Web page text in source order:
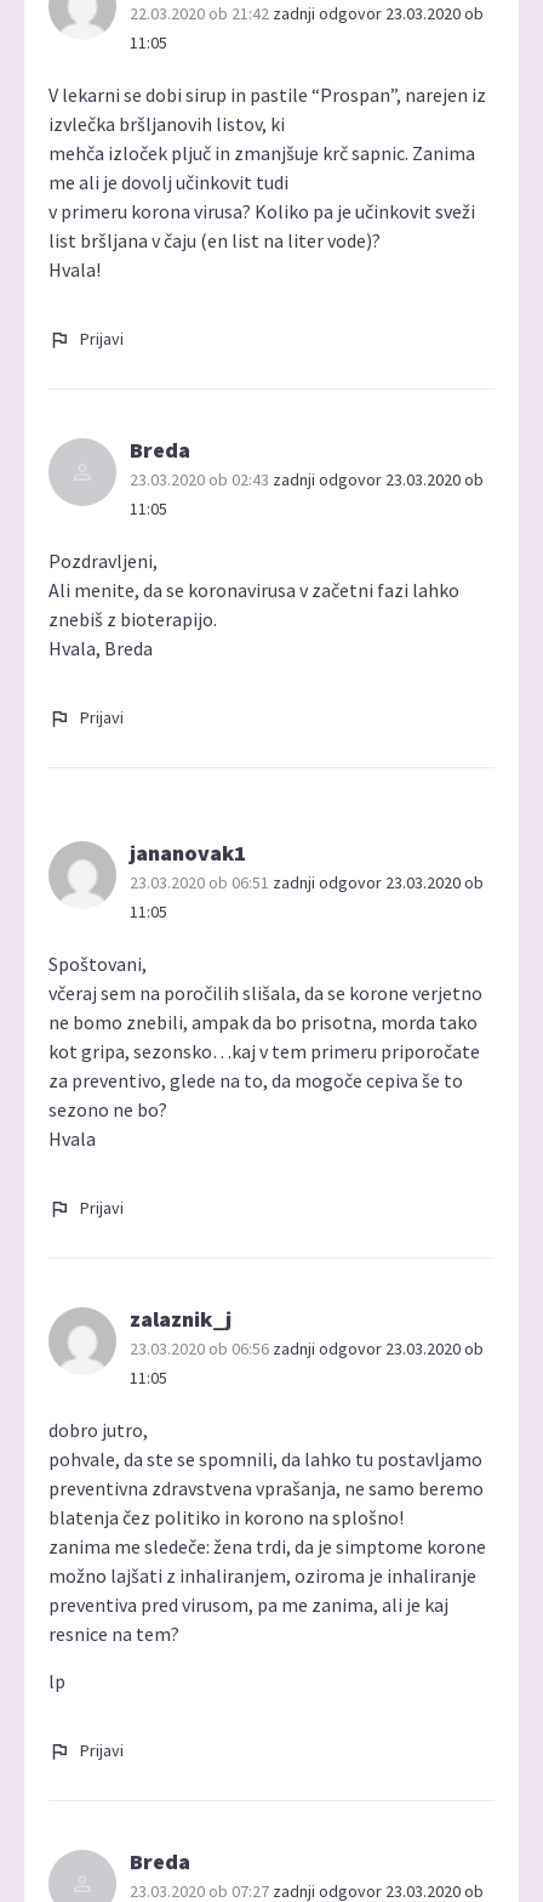
22.03.2020 ob 21:42 zadnji odgovor 23.03.2020 ob
11:05
V lekarni se dobi sirup in pastile “Prospan”, narejen iz
izvlečka bršljanovih listov, ki
mehča izloček pljuč in zmanjšuje krč sapnic. Zanima
me ali je dovolj učinkovit tudi
v primeru korona virusa? Koliko pa je učinkovit sveži
list bršljana v čaju (en list na liter vode)?
Hvala!
Prijavi
Breda
23.03.2020 ob 02:43 zadnji odgovor 23.03.2020 ob
11:05
Pozdravljeni,
Ali menite, da se koronavirusa v začetni fazi lahko
znebiš z bioterapijo.
Hvala, Breda
Prijavi
jananovak1
23.03.2020 ob 06:51 zadnji odgovor 23.03.2020 ob
11:05
Spoštovani,
včeraj sem na poročilih slišala, da se korone verjetno
ne bomo znebili, ampak da bo prisotna, morda tako
kot gripa, sezonsko…kaj v tem primeru priporočate
za preventivo, glede na to, da mogoče cepiva še to
sezono ne bo?
Hvala
Prijavi
zalaznik_j
23.03.2020 ob 06:56 zadnji odgovor 23.03.2020 ob
11:05
dobro jutro,
pohvale, da ste se spomnili, da lahko tu postavljamo
preventivna zdravstvena vprašanja, ne samo beremo
blatenja čez politiko in korono na splošno!
zanima me sledeče: žena trdi, da je simptome korone
možno lajšati z inhaliranjem, oziroma je inhaliranje
preventiva pred virusom, pa me zanima, ali je kaj
resnice na tem?
lp
Prijavi
Breda
23.03.2020 ob 07:27 zadnji odgovor 23.03.2020 ob